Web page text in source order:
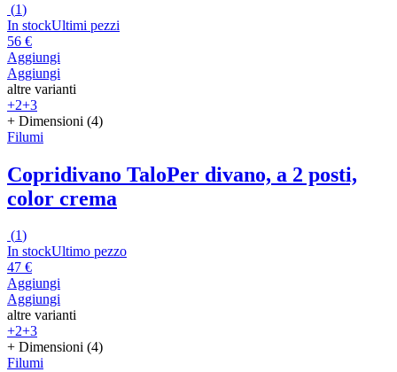
(1)
In stockUltimi pezzi
56 €
Aggiungi
Aggiungi
altre varianti
+2+3
+ Dimensioni (4)
Filumi
Copridivano TaloPer divano, a 2 posti,
color crema
(1)
In stockUltimo pezzo
47 €
Aggiungi
Aggiungi
altre varianti
+2+3
+ Dimensioni (4)
Filumi